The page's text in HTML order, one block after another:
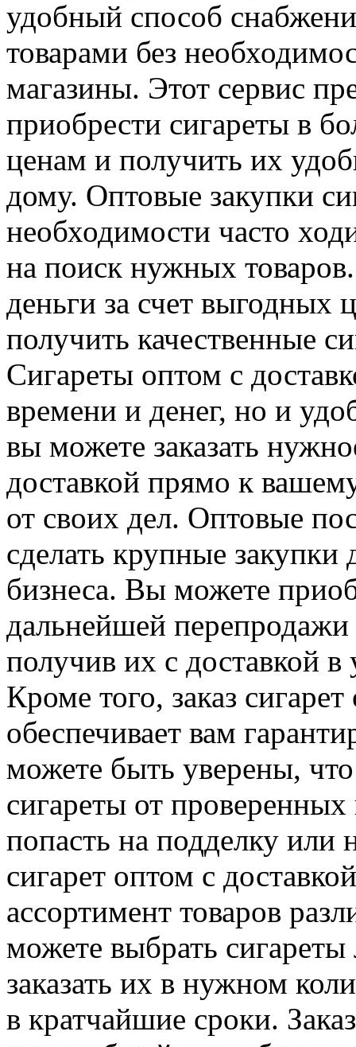
удобный способ
товарами без
магазины. Этот сервис
приобрести сигареты в
ценам и получить их
дому. Оптовые закупки
необходимости часто
на поиск нужных
деньги за счет выгодных
получить качественные
Сигареты оптом с
времени и денег, но и
вы можете заказать
доставкой прямо к
от своих дел. Оптовые
сделать крупные закупки
бизнеса. Вы можете
дальнейшей
получив их с доставкой
Кроме того, заказ
обеспечивает вам
можете быть уверены,
сигареты от
попасть на подделку или
сигарет оптом с
ассортимент товаров
можете выбрать
заказать их в нужном
в кратчайшие сроки.